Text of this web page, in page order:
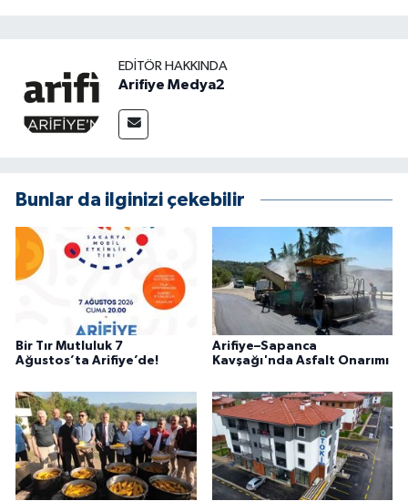
EDITÖR HAKKINDA
Arifiye Medya2
Bunlar da ilginizi çekebilir
Bir Tır Mutluluk 7
Ağustos’ta Arifiye’de!
Arifiye–Sapanca
Kavşağı'nda Asfalt Onarımı